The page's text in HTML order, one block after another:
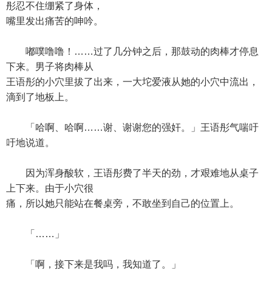
彤忍不住绷紧了身体，
嘴里发出痛苦的呻吟。
嘟噗噜噜！……过了几分钟之后，那鼓动的肉棒才停息
下来。男子将肉棒从
王语彤的小穴里拔了出来，一大坨爱液从她的小穴中流出，
滴到了地板上。
「哈啊、哈啊……谢、谢谢您的强奸。」王语彤气喘吁
吁地说道。
因为浑身酸软，王语彤费了半天的劲，才艰难地从桌子
上下来。由于小穴很
痛，所以她只能站在餐桌旁，不敢坐到自己的位置上。
「……」
「啊，接下来是我吗，我知道了。」